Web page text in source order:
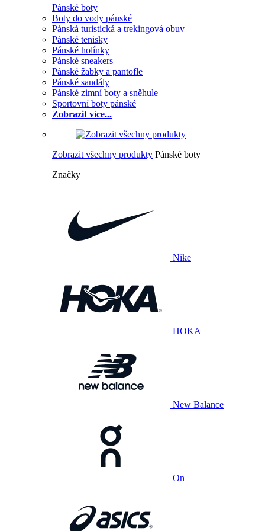
Pánské boty
Boty do vody pánské
Pánská turistická a trekingová obuv
Pánské tenisky
Pánské holínky
Pánské sneakers
Pánské žabky a pantofle
Pánské sandály
Pánské zimní boty a sněhule
Sportovní boty pánské
Zobrazit více...
Zobrazit všechny produkty Pánské boty
Značky
Nike
HOKA
New Balance
On